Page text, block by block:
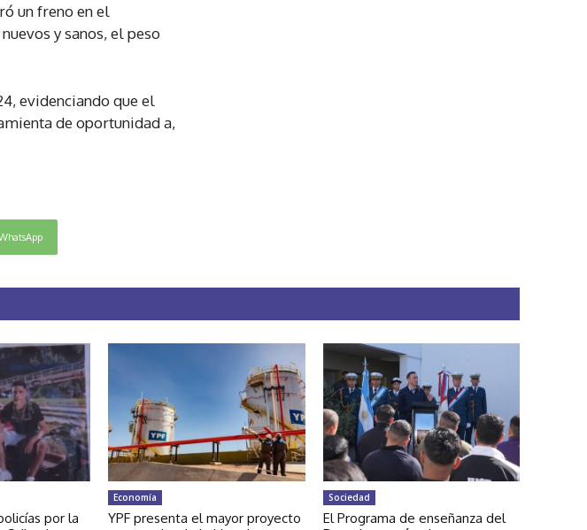
un freno en el
y sanos, el peso
evidenciando que el
de oportunidad a,
por la
Economía
YPF presenta el mayor proyecto
Sociedad
El Programa de enseñanza del